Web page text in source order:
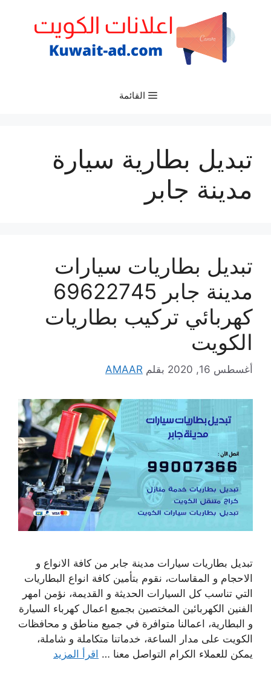
القائمة
تبديل بطارية سيارة
مدينة جابر
تبديل بطاريات سيارات
مدينة جابر 69622745
كهربائي تركيب بطاريات
الكويت
أغسطس 16, 2020 بقلم AMAAR
تبديل بطاريات سيارات مدينة جابر من كافة الانواع و
الاحجام و المقاسات، نقوم بتأمين كافة انواع البطاريات
التي تناسب كل السيارات الحديثة و القديمة، نؤمن امهر
الفنين الكهربائين المختصين بجميع اعمال كهرباء السيارة
و البطارية، اعمالنا متوافرة في جميع مناطق و محافظات
الكويت على مدار الساعة، خدماتنا متكاملة و شاملة،
يمكن للعملاء الكرام التواصل معنا … اقرأ المزيد